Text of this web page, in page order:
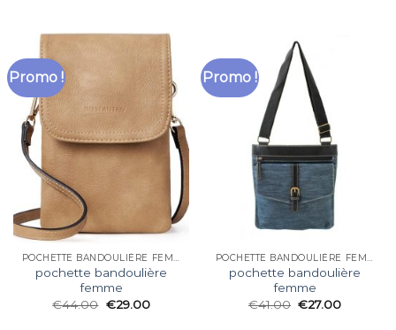
Promo !
POCHETTE BANDOULIÈRE FEMME
pochette bandoulière
femme
€44.00 €29.00
Promo !
POCHETTE BANDOULIÈRE FEMME
pochette bandoulière
femme
€41.00 €27.00